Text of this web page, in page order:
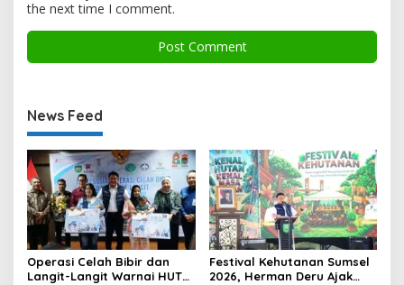
the next time I comment.
News Feed
Operasi Celah Bibir dan
Langit-Langit Warnai HUT
Festival Kehutanan Sumsel
2026, Herman Deru Ajak